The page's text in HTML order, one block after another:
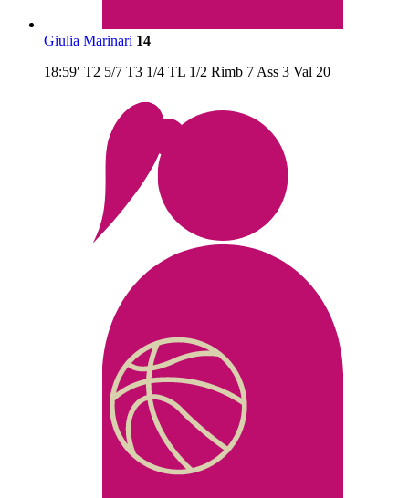
Giulia Marinari 14
18:59′ T2 5/7 T3 1/4 TL 1/2 Rimb 7 Ass 3 Val 20